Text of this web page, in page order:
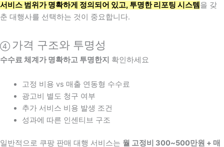
서비스 범위가 명확하게 정의되어 있고, 투명한 리포팅 시스템을 갖
춘 대행사를 선택하는 것이 중요합니다.
④ 가격 구조와 투명성
수수료 체계가 명확하고 투명한지 확인하세요
고정 비용 vs 매출 연동형 수수료
광고비 별도 청구 여부
추가 서비스 비용 발생 조건
성과에 따른 인센티브 구조
일반적으로 쿠팡 판매 대행 서비스는 월 고정비 300~500만원 + 매